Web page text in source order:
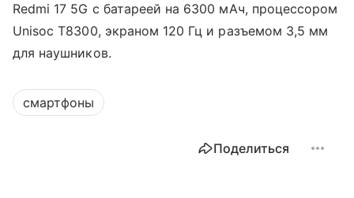
Redmi 17 5G с батареей на 6300 мАч, процессором
Unisoc T8300, экраном 120 Гц и разъемом 3,5 мм
для наушников.
смартфоны
Поделиться